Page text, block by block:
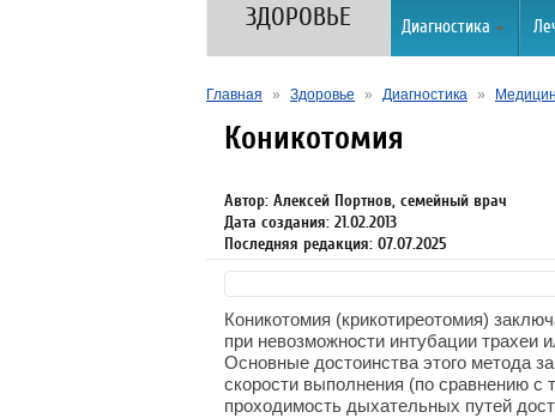
ЗДОРОВЬЕ Диагностика
Главная » Здоровье » Диагностика »
Коникотомия
Автор: Алексей Портнов, семейный врач
Дата создания: 21.02.2013
Последняя редакция: 07.07.2025
Коникотомия (крикотиреотомия)
при невозможности интубации трахеи
Основные достоинства этого метода
скорости выполнения (по сравнению с
проходимость дыхательных путей